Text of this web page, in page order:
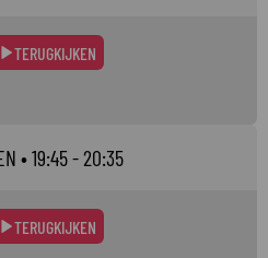
TERUGKIJKEN
• 19:45 - 20:35
TERUGKIJKEN